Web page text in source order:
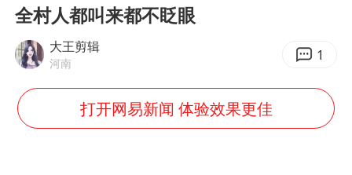
中央气象台继续发布暴雨橙警
“还不如不放假”
全村人都叫来都不眨眼
大王剪辑
河南 1
打开网易新闻 体验效果更佳